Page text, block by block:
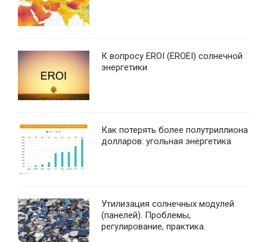
К вопросу EROI (EROEI) солнечной
энергетики
Как потерять более полутриллиона
долларов: угольная энергетика
Утилизация солнечных модулей
(панелей). Проблемы,
регулирование, практика.